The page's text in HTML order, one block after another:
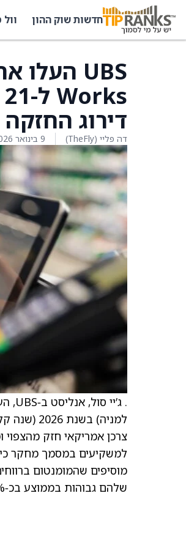
חדשות שוק ההון
דירוג החזקה
דה פליי (TheFly) 9 בינואר 2026
שלהם גבוהות בממוצע בכ‑5% מעל הקונצנזוס.